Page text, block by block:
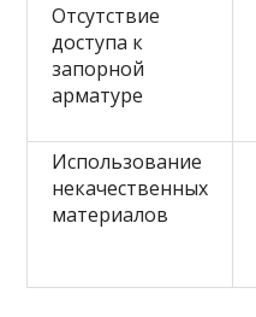
Отсутствие
доступа к
запорной
арматуре
Использование
некачественных
материалов